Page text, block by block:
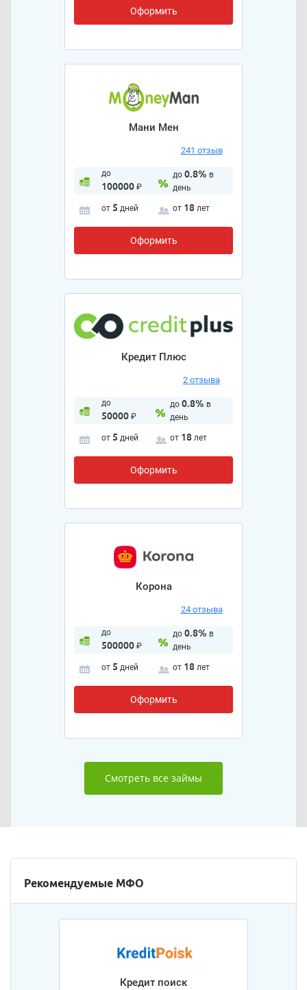
Оформить
Мани Мен
241 отзыв
до
100000₽
до 0.8% в
день
от 5 дней от 18 лет
Оформить
Кредит Плюс
2 отзыва
до
50000₽
до 0.8% в
день
от 5 дней от 18 лет
Оформить
Корона
24 отзыва
до
500000₽
до 0.8% в
день
от 5 дней от 18 лет
Оформить
Смотреть все займы
Рекомендуемые МФО
Кредит поиск